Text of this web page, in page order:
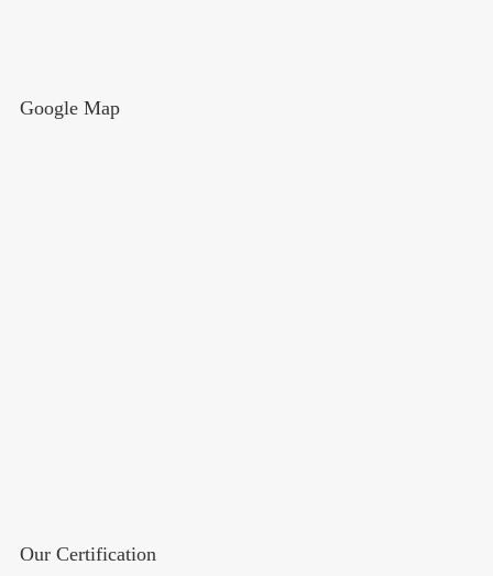
Google Map
Our Certification